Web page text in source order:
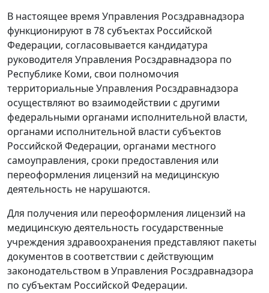
В настоящее время Управления Росздравнадзора
функционируют в 78 субъектах Российской
Федерации, согласовывается кандидатура
руководителя Управления Росздравнадзора по
Республике Коми, свои полномочия
территориальные Управления Росздравнадзора
осуществляют во взаимодействии с другими
федеральными органами исполнительной власти,
органами исполнительной власти субъектов
Российской Федерации, органами местного
самоуправления, сроки предоставления или
переоформления лицензий на медицинскую
деятельность не нарушаются.
Для получения или переоформления лицензий на
медицинскую деятельность государственные
учреждения здравоохранения представляют пакеты
документов в соответствии с действующим
законодательством в Управления Росздравнадзора
по субъектам Российской Федерации.